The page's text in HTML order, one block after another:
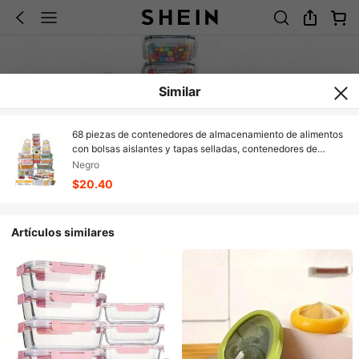
Similar
68 piezas de contenedores de almacenamiento de alimentos
con bolsas aislantes y tapas selladas, contenedores de
alimentos de plástico para almacenamiento y organización
en la cocina, incluidas 34 tapas, 34 cajas, 100% a prueba de
fugas, contenedores de preparación de comidas libres de
Negro
$20.40
Artículos similares